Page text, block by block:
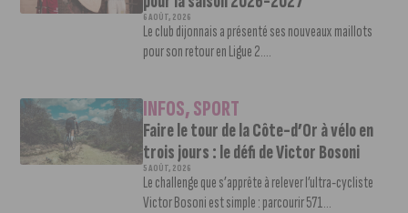
6 AOÛT, 2026
Le club dijonnais a présenté ses nouveaux maillots
pour son retour en Ligue 2....
INFOS,SPORT
Faire le tour de la Côte-d’Or à vélo en
trois jours : le défi de Victor Bosoni
5 AOÛT, 2026
Le challenge que s’apprête à relever l’ultra-cycliste
Victor Bosoni est simple : parcourir 571...